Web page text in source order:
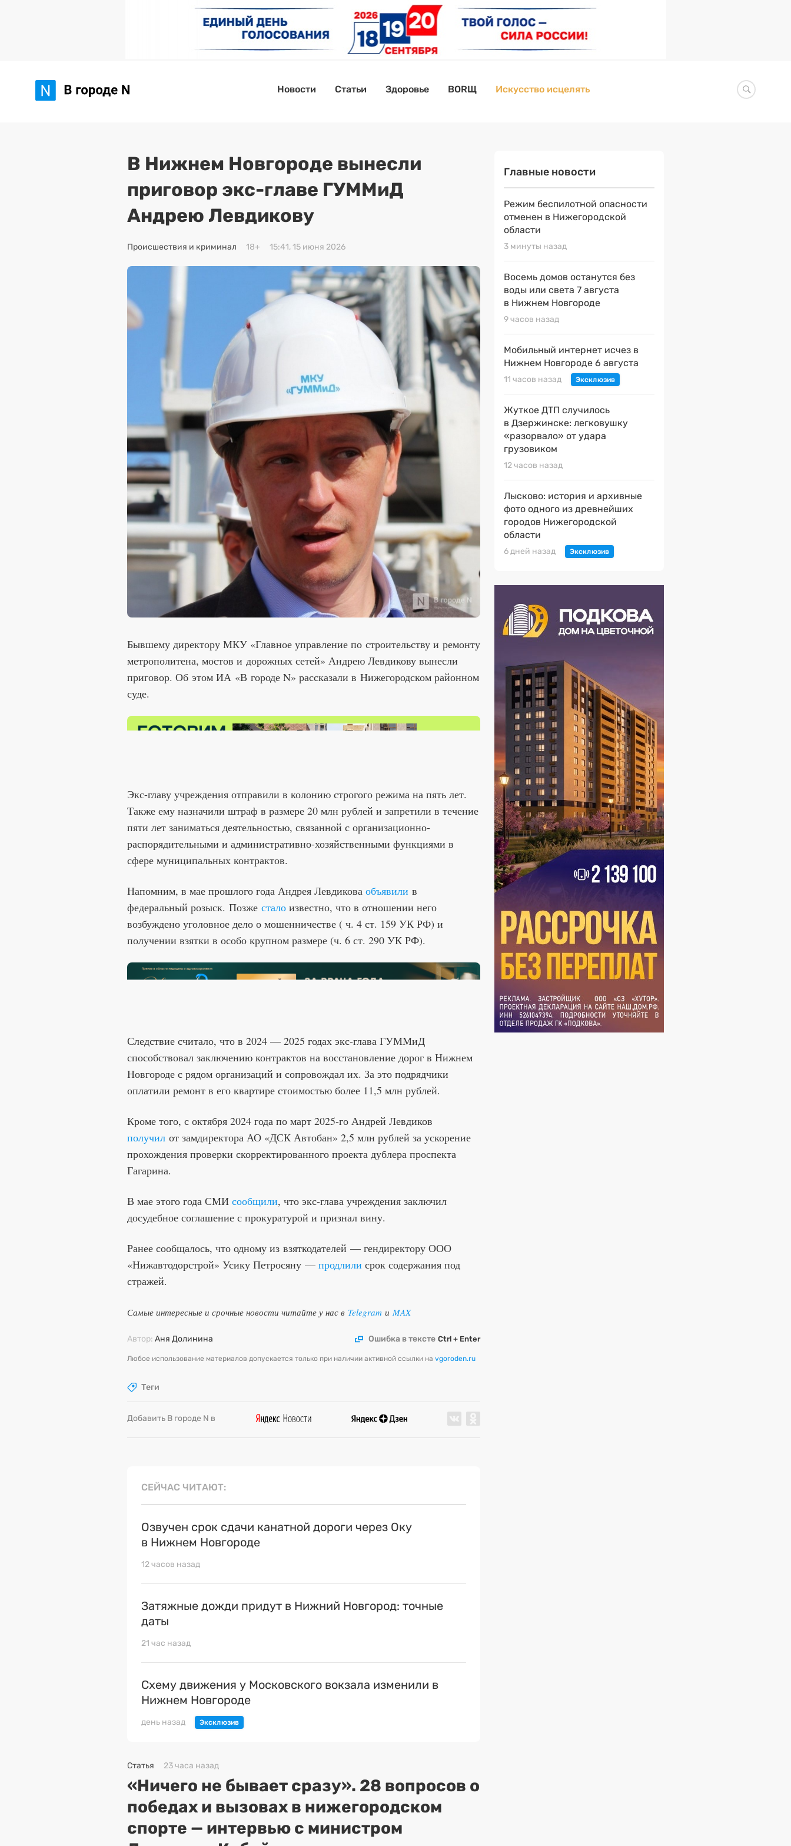
Новости Статьи Здоровье BORЩ Искусство исцелять
В Нижнем Новгороде вынесли
приговор экс-главе ГУММиД
Андрею Левдикову
Происшествия и криминал 18+ 15:41, 15 июня 2026
Бывшему директору МКУ «Главное управление по строительству и ремонту
метрополитена, мостов и дорожных сетей» Андрею Левдикову вынесли
приговор. Об этом ИА «В городе N» рассказали в Нижегородском районном
суде.
Экс-главу учреждения отправили в колонию строгого режима на пять лет.
Также ему назначили штраф в размере 20 млн рублей и запретили в течение
пяти лет заниматься деятельностью, связанной с организационно-
распорядительными и административно-хозяйственными функциями в
сфере муниципальных контрактов.
Напомним, в мае прошлого года Андрея Левдикова объявили в
федеральный розыск. Позже стало известно, что в отношении него
возбуждено уголовное дело о мошенничестве ( ч. 4 ст. 159 УК РФ) и
получении взятки в особо крупном размере (ч. 6 ст. 290 УК РФ).
Следствие считало, что в 2024 — 2025 годах экс-глава ГУММиД
способствовал заключению контрактов на восстановление дорог в Нижнем
Новгороде с рядом организаций и сопровождал их. За это подрядчики
оплатили ремонт в его квартире стоимостью более 11,5 млн рублей.
Кроме того, с октября 2024 года по март 2025-го Андрей Левдиков
получил от замдиректора АО «ДСК Автобан» 2,5 млн рублей за ускорение
прохождения проверки скорректированного проекта дублера проспекта
Гагарина.
В мае этого года СМИ сообщили, что экс-глава учреждения заключил
досудебное соглашение с прокуратурой и признал вину.
Ранее сообщалось, что одному из взяткодателей — гендиректору ООО
«Нижавтодорстрой» Усику Петросяну — продлили срок содержания под
стражей.
Самые интересные и срочные новости читайте у нас в Telegram и MAX
Автор: Аня Долинина Ошибка в тексте Ctrl + Enter
Любое использование материалов допускается только при наличии активной ссылки на vgoroden.ru
Теги
Добавить В городе N в
СЕЙЧАС ЧИТАЮТ
Озвучен срок сдачи канатной дороги через Оку
в Нижнем Новгороде
12 часов назад
Затяжные дожди придут в Нижний Новгород: точные
даты
21 час назад
Схему движения у Московского вокзала изменили в
Нижнем Новгороде
день назад
Статья 23 часа назад
«Ничего не бывает сразу». 28 вопросов о
победах и вызовах в нижегородском
спорте — интервью с министром
Главные новости
Режим беспилотной опасности
отменен в Нижегородской
области
3 минуты назад
Восемь домов останутся без
воды или света 7 августа
в Нижнем Новгороде
9 часов назад
Мобильный интернет исчез в
Нижнем Новгороде 6 августа
11 часов назад
Жуткое ДТП случилось
в Дзержинске: легковушку
«разорвало» от удара
грузовиком
12 часов назад
Лысково: история и архивные
фото одного из древнейших
городов Нижегородской
области
6 дней назад